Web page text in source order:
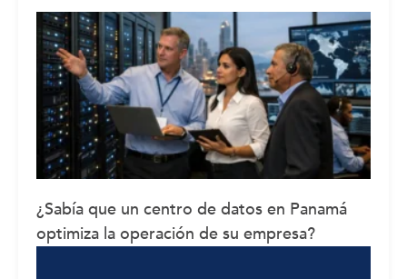
¿Sabía que un centro de datos en Panamá
optimiza la operación de su empresa?